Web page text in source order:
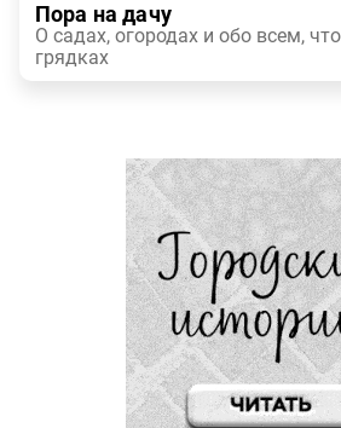
Пора на дачу
О садах, огородах и обо всем,
грядках